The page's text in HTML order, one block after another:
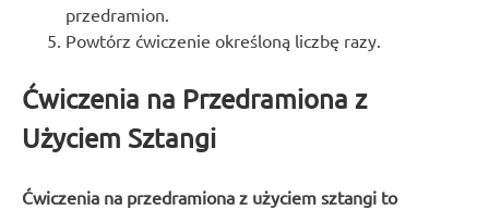
przedramion.
Powtórz ćwiczenie określoną liczbę razy.
Ćwiczenia na Przedramiona z
Użyciem Sztangi
Ćwiczenia na przedramiona z użyciem sztangi to